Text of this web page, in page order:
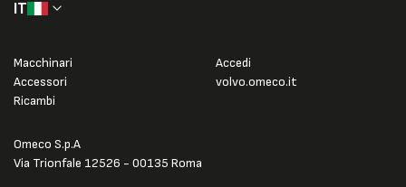
IT
Omeco S.p.A
Via Trionfale 12526 - 00135 Roma
Macchinari
Accessori
Ricambi
Accedi
volvo.omeco.it